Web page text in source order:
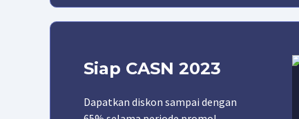
Siap CASN 2023
Dapatkan diskon sampai dengan